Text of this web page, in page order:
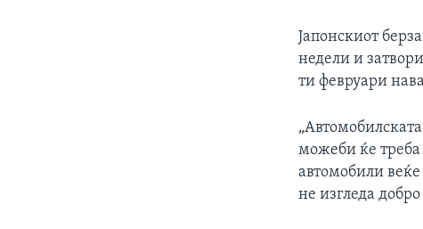
Јапонскиот
недели и
ти февруари
можеби ќе треба
автомобили
не изгледа